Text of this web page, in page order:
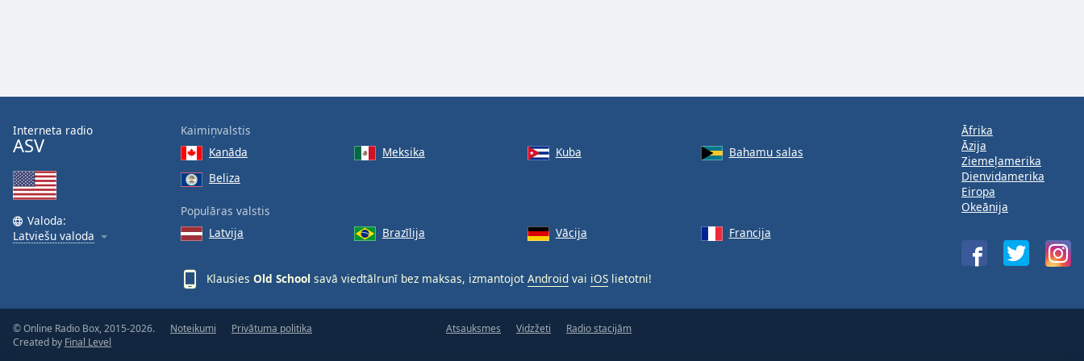
Font
Edge
Style
Font
Reset
Done
Close
Interneta radio
ASV
Valoda:
Latviešu valoda
Kaimiņvalstis
Kanāda
Meksika Kuba
Bahamu salas
Beliza
Populāras valstis
Latvija
Brazīlija Vācija Francija
Klausies Old School savā viedtālrunī bez maksas, izmantojot Android vai iOS lietotni!
Āfrika
Āzija
Ziemeļamerika
Dienvidamerika
Eiropa
Okeānija
© Online Radio Box, 2015-2026.
Created by Final Level
Noteikumi Privātuma politika Atsauksmes Vidzžeti Radio stacijām